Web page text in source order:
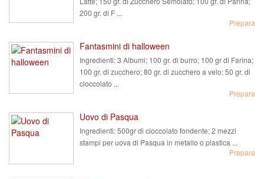
200 gr. di F ...
Prepara
Fantasmini di halloween
Ingredienti:3 Albumi; 100 gr. di burro; 100 gr di Farina;
100 gr. di zucchero; 80 gr. di zucchero a velo; 50 gr. di
cioccolato ...
Prepara
Uovo di Pasqua
Ingredienti:500gr di cioccolato fondente; 2 mezzi
stampi per uova di Pasqua in metallo o plastica ...
Prepara